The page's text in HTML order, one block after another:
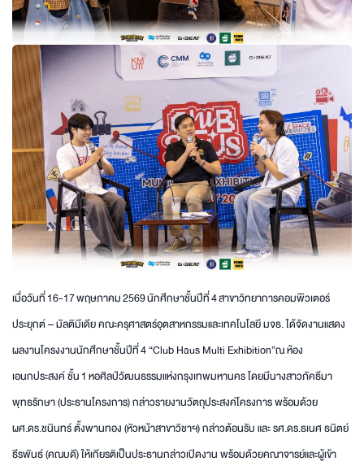
เมื่อวันที่ 16-17 พฤษภาคม 2569 นักศึกษาชั้นปีที่ 4 สาขาวิทยาการคอมพิวเตอร์
ประยุกต์ – มัลติมีเดีย คณะครุศาสตร์อุตสาหกรรมและเทคโนโลยี มจธ. ได้จัดงานแสดง
ผลงานโครงงานนักศึกษาชั้นปีที่ 4 “Club Haus Multi Exhibition”ณ ห้อง
เอนกประสงค์ ชั้น 1 หอศิลป์วัฒนธรรมแห่งกรุงเทพมหานคร โดยมีนางสาวภัคธีมา
พุทธรักษา (ประธานโครงการ) กล่าวรายงานวัตถุประสงค์โครงการ พร้อมด้วย
ผศ.ดร.ชนินทร์ ตั้งพานทอง (หัวหน้าสาขาวิชาฯ) กล่าวต้อนรับ และ รศ.ดร.ธเนศ ธนิตย์
ธีรพันธ์ (คณบดี) ให้เกียรติเป็นประธานกล่าวเปิดงาน พร้อมด้วยคณาจารย์และผู้เข้า